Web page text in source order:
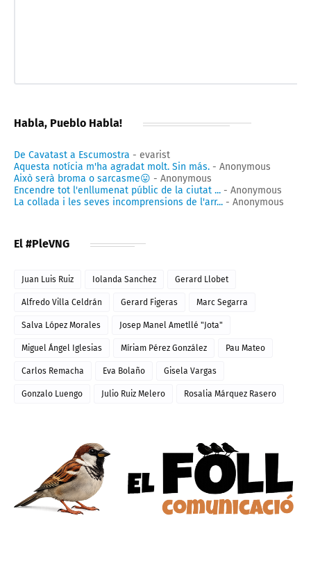
Habla, Pueblo Habla!
De Cavatast a Escumostra - evarist
Aquesta notícia m'ha agradat molt. Sin más. - Anonymous
Això serà broma o sarcasme😛 - Anonymous
Encendre tot l'enllumenat públic de la ciutat ... - Anonymous
La collada i les seves incomprensions de l'arr... - Anonymous
El #PleVNG
Juan Luis Ruiz Iolanda Sanchez Gerard Llobet
Alfredo Villa Celdrán Gerard Figeras Marc Segarra
Salva López Morales Josep Manel Ametllé "Jota"
Miguel Ángel Iglesias Míriam Pérez González Pau Mateo
Carlos Remacha Eva Bolaño Gisela Vargas
Gonzalo Luengo Julio Ruiz Melero Rosalia Márquez Rasero